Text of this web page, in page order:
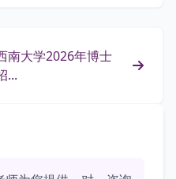
南大学2026年博士
...